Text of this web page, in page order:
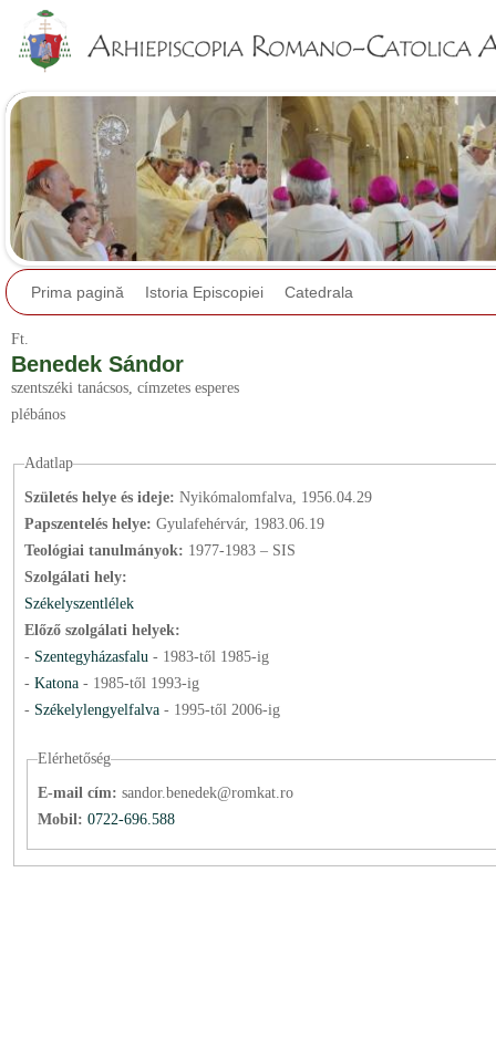
Prima pagină Istoria Episcopiei Catedrala
Ft.
Benedek Sándor
szentszéki tanácsos, címzetes esperes
plébános
Adatlap
Születés helye és ideje: Nyikómalomfalva, 1956.04.29
Papszentelés helye: Gyulafehérvár, 1983.06.19
Teológiai tanulmányok: 1977-1983 – SIS
Szolgálati hely:
Székelyszentlélek
Előző szolgálati helyek:
- Szentegyházasfalu - 1983-től 1985-ig
- Katona - 1985-től 1993-ig
- Székelylengyelfalva - 1995-től 2006-ig
Elérhetőség
E-mail cím: sandor.benedek@romkat.ro
Mobil: 0722-696.588